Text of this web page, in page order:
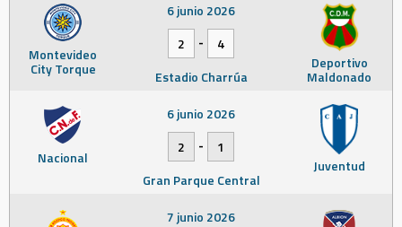
Montevideo
City Torque Deportivo
Maldonado
6 junio 2026
2
-
4
Estadio Charrúa
Nacional Juventud
6 junio 2026
2
-
1
Gran Parque Central
7 junio 2026